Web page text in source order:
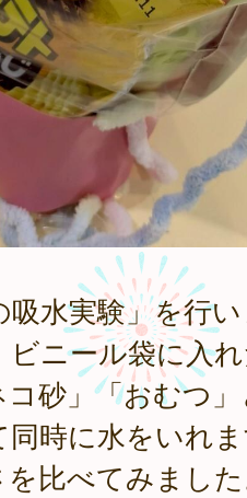
水実験」を行
ニール袋に入
砂」「おむつ
時に水をいれ
比べてみまし